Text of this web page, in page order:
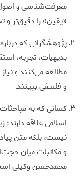
معرفت‌شناسی و
«یقین» را دقیق‌تر و
پژوهشگرانی که
بدیهیات، تجربه،
مطالعه می‌کنند و
و فلسفی ببینند.
کسانی که به
اسلامی علاقه
نیست، بلکه متن
و مکاتبات میان
محمدحسن وکیلی